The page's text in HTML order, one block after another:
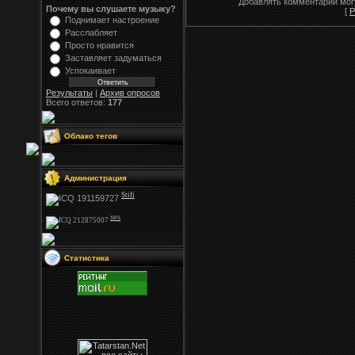
Почему вы слушаете музыку?
Поднимает настроение
Расслабляет
Просто нравится
Заставляет задуматься
Успокаивает
Результаты|Архив опросов
Всего ответов:177
Облако тегов
Администрация
Stifi
NFS
Статистика
[